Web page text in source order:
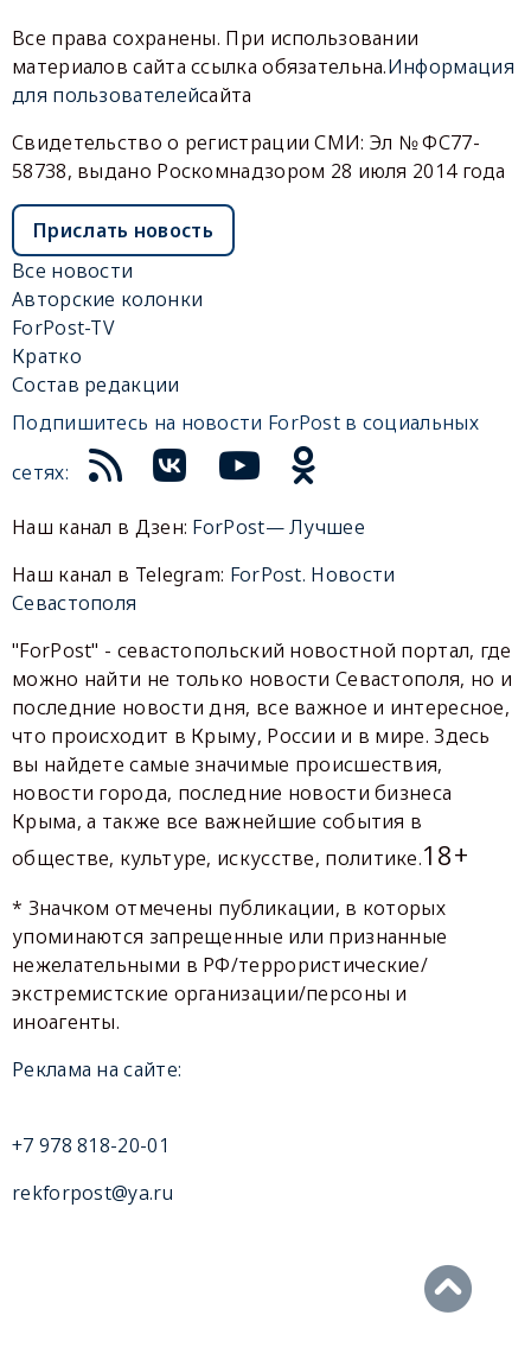
Все права сохранены. При использовании
материалов сайта ссылка обязательна.Информация
для пользователейсайта
Свидетельство о регистрации СМИ: Эл № ФС77-
58738, выдано Роскомнадзором 28 июля 2014 года
Прислать новость
Все новости
Авторские колонки
ForPost-TV
Кратко
Состав редакции
Подпишитесь на новости ForPost в социальных
сетях:
Наш канал в Дзен: ForPost— Лучшее
Наш канал в Telegram: ForPost. Новости
Севастополя
"ForPost" - севастопольский новостной портал, где
можно найти не только новости Севастополя, но и
последние новости дня, все важное и интересное,
что происходит в Крыму, России и в мире. Здесь
вы найдете самые значимые происшествия,
новости города, последние новости бизнеса
Крыма, а также все важнейшие события в
обществе, культуре, искусстве, политике.18+
* Значком отмечены публикации, в которых
упоминаются запрещенные или признанные
нежелательными в РФ/террористические/
экстремистские организации/персоны и
иноагенты.
Реклама на сайте:
+7 978 818-20-01
rekforpost@ya.ru